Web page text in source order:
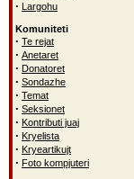
· Largohu
Komuniteti
· Te rejat
· Anetaret
· Donatoret
· Sondazhe
· Temat
· Seksionet
· Kontributi juaj
· Kryelista
· Kryeartikujt
· Foto kompjuteri